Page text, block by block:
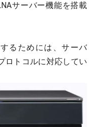
サーバー機能を搭載
るためには、サーバ
ロトコルに対応してい